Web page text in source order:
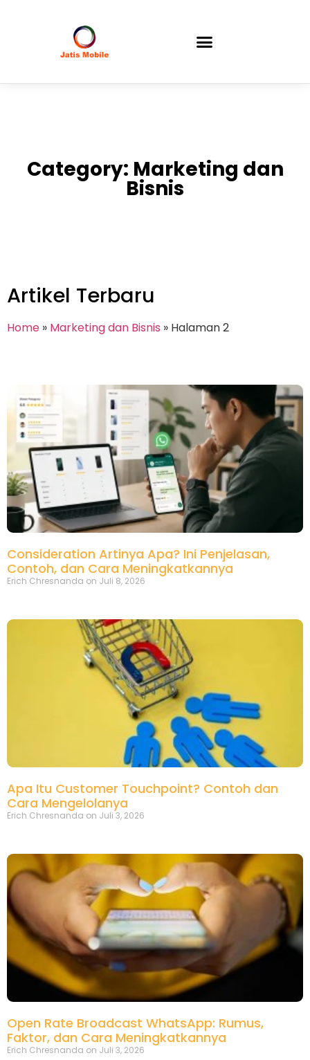
Category: Marketing dan
Bisnis
Artikel Terbaru
Home » Marketing dan Bisnis » Halaman 2
Consideration Artinya Apa? Ini Penjelasan,
Contoh, dan Cara Meningkatkannya
Erich Chresnanda Juli 8, 2026
Apa Itu Customer Touchpoint? Contoh dan
Cara Mengelolanya
Erich Chresnanda Juli 3, 2026
Open Rate Broadcast WhatsApp: Rumus,
Faktor, dan Cara Meningkatkannya
Erich Chresnanda Juli 3, 2026